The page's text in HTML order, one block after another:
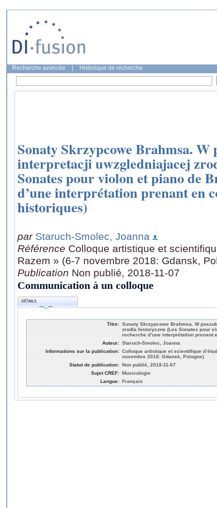
Recherche avancée Historique de recherche
Sonaty Skrzypcowe Brahmsa. W
interpretacji uwzgledniajacej
Sonates pour violon et piano de
d’une interprétation prenant en
historiques)
par Staruch-Smolec, Joanna
Référence Colloque artistique et
Razem » (6-7 novembre 2018: Gdansk,
Publication Non publié, 2018-11-07
Communication à un colloque
DÉTAILS
Titre: Sonaty Skrzypcowe Brahmsa. W
zrodla historyczne (Les Sonates pour
recherche d’une interprétation prenant
Auteur: Staruch-Smolec, Joanna
Informations sur la publication: Colloque artistique et scientifique
novembre 2018: Gdansk, Pologne)
Statut de publication: Non publié, 2018-11-07
Sujet CREF: Musicologie
Langue: Français